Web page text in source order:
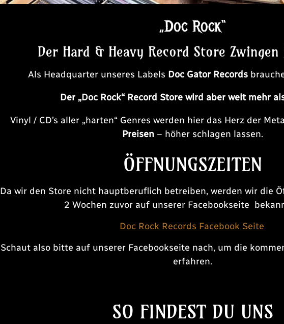
„Doc Rock“
Der Hard & Heavy Record Store Zwingen
Als Headquarter unseres Labels Doc Gator Records
Der „Doc Rock“ Record Store wird aber weit mehr
Vinyl / CD’s aller „harten“ Genres werden hier das Herz der
Preisen – höher schlagen lassen.
ÖFFNUNGSZEITEN
Da wir den Store nicht hauptberuflich betreiben, werden wir die
2 Wochen zuvor auf unserer Facebookseite
Doc Rock Records Facebook Seite
Schaut also bitte auf unserer Facebookseite nach, um die
erfahren.
SO FINDEST DU UNS